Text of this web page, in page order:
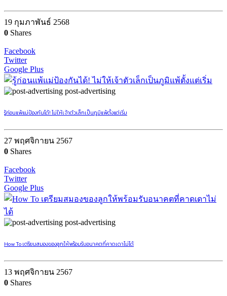
19 กุมภาพันธ์ 2568
0 Shares
Facebook
Twitter
Google Plus
post-advertising
รู้ก่อนแพ้แม่ป้องกันได้! ไม่ให้เจ้าตัวเล็กเป็นภูมิแพ้ตั้งแต่เริ่ม
27 พฤศจิกายน 2567
0 Shares
Facebook
Twitter
Google Plus
post-advertising
How To เตรียมสมองของลูกให้พร้อมรับอนาคตที่คาดเดาไม่ได้
13 พฤศจิกายน 2567
0 Shares